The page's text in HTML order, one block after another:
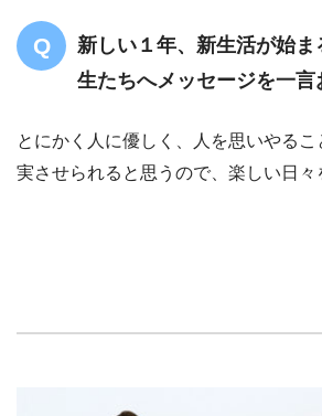
新しい１年、新生活が始
生たちへメッセージを一言
とにかく人に優しく、人を思いやる
実させられると思うので、楽しい日々